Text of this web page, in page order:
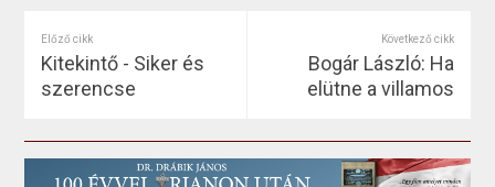
Előző cikk
Kitekintő - Siker és
szerencse
Következő cikk
Bogár László: Ha
elütne a villamos